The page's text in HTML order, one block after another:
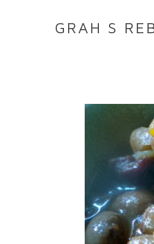
GRAH S